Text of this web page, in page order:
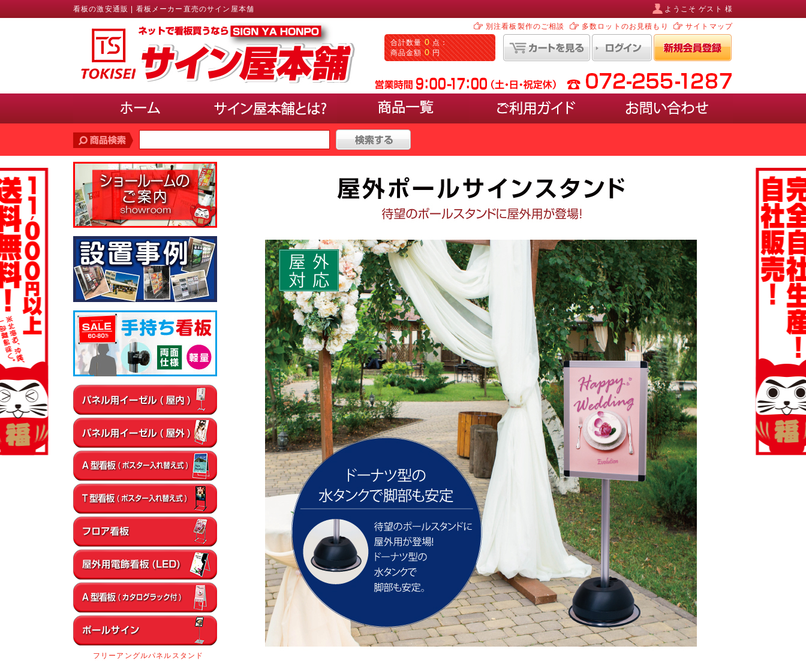
看板の激安通販 | 看板メーカー直売のサイン屋本舗 ようこそ ゲスト 様
別注看板製作のご相談 多数ロットのお見積もり サイトマップ
合計数量 0 点：
商品金額 0 円
価格帯で探す
10,000円未満
10,000円〜20,000円
30,000円〜40,000円
40,000円〜50,000円
サインのサイズで選ぶ(ポスター、パネル)
A3以下
B3・A2・B2 A1・B1
使用場所で選ぶ
▼屋内
通路
店内・フロア 卓上・カウンター 壁面
エントランス
▼屋外
店舗前
イベント会場 エントランス
パネルを載せるタイプ(イーゼルなど)
ポスターを入れ替えるタイプ
ポスターの入れ替えができるLEDタイプ
マーカーで手書きするタイプ(ホワイトボード・ブラックボード)
カードケースに入れるタイプ
塩ビシートなどの出力を貼付けるタイプ
カタログやパンフレットが置けるケース付きタイプ
卓上やカウンターにおける小型タイプ
壁に取り付けるタイプ
フリーアングルパネルスタンド